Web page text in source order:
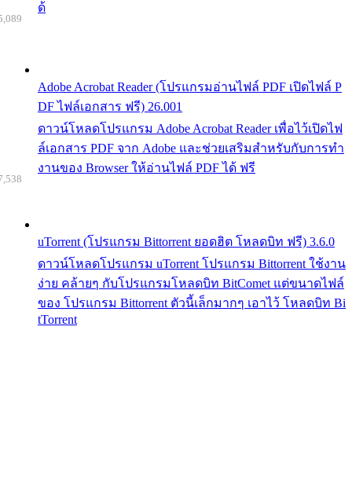
ด้
Adobe Acrobat Reader (โปรแกรมอ่านไฟล์ PDF เปิดไฟล์ P
DF ไฟล์เอกสาร ฟรี) 26.001
ดาวน์โหลดโปรแกรม Adobe Acrobat Reader เพื่อไว้เปิดไฟ
ล์เอกสาร PDF จาก Adobe และช่วยเสริมสำหรับกับการทำ
งานของ Browser ให้อ่านไฟล์ PDF ได้ ฟรี
uTorrent (โปรแกรม Bittorrent ยอดฮิต โหลดบิท ฟรี) 3.6.0
ดาวน์โหลดโปรแกรม uTorrent โปรแกรม Bittorrent ใช้งาน
ง่าย คล้ายๆ กับโปรแกรมโหลดบิท BitComet แต่ขนาดไฟล์
ของ โปรแกรม Bittorrent ตัวนี้เล็กมากๆ เอาไว้ โหลดบิท Bi
tTorrent